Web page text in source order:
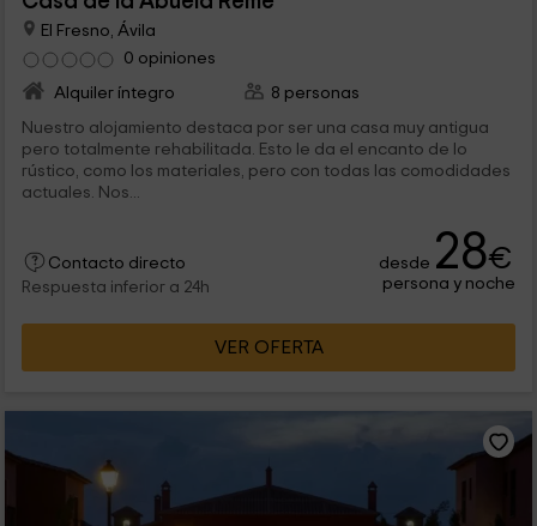
El Fresno, Ávila
0 opiniones
Alquiler íntegro
8 personas
Nuestro alojamiento destaca por ser una casa muy antigua
pero totalmente rehabilitada. Esto le da el encanto de lo
rústico, como los materiales, pero con todas las comodidades
actuales. Nos...
Contacto directo
Respuesta inferior a 24h
desde 28€
persona y noche
VER OFERTA